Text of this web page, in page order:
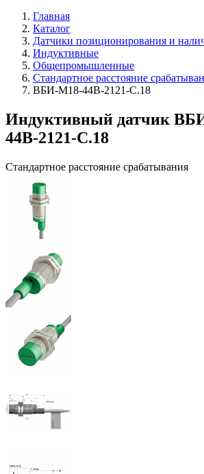
Главная
Каталог
Датчики позиционирования и
Индуктивные
Общепромышленные
Стандартное расстояние
ВБИ-М18-44В-2121-С.18
Индуктивный датчик
44В-2121-С.18
Стандартное расстояние срабатывания